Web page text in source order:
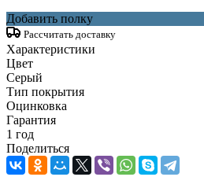
Добавить полку
Рассчитать доставку
Характеристики
Цвет
Серый
Тип покрытия
Оцинковка
Гарантия
1 год
Поделиться